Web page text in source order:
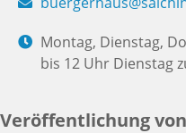
Montag, Dienstag,
bis 12 Uhr Dienstag
Veröffentlichung